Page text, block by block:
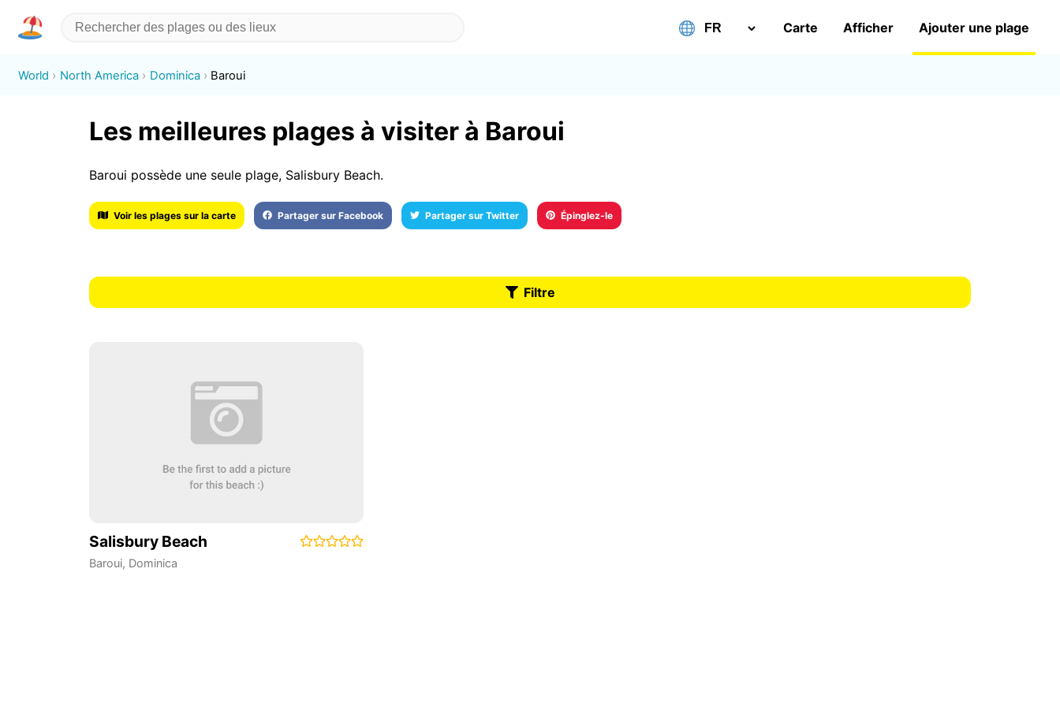
Carte Afficher Ajouter une plage
World North America Dominica Baroui
Les meilleures plages à visiter à Baroui
Baroui possède une seule plage, Salisbury Beach.
Voir les plages sur la carte Partager sur Facebook Partager sur Twitter Épinglez-le
Filtre
Salisbury Beach
Baroui, Dominica